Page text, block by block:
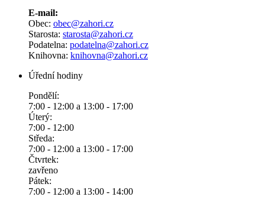
E-mail:
Obec: obec@zahori.cz
Starosta: starosta@zahori.cz
Podatelna: podatelna@zahori.cz
Knihovna: knihovna@zahori.cz
Úřední hodiny
Pondělí:
7:00 - 12:00 a 13:00 - 17:00
Úterý:
7:00 - 12:00
Středa:
7:00 - 12:00 a 13:00 - 17:00
Čtvrtek:
zavřeno
Pátek:
7:00 - 12:00 a 13:00 - 14:00